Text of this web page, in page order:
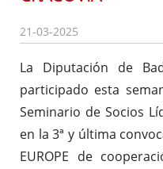
21-03-2025
La Diputación de
participado esta
Seminario de Socios
en la 3ª y última
EUROPE de